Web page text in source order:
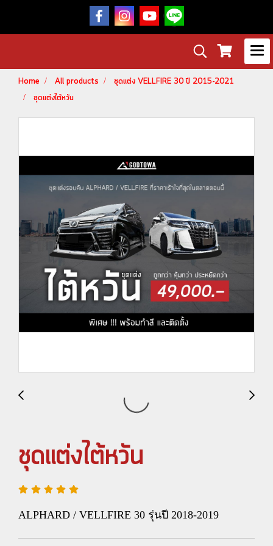
Home All products
ชุดแต่ง VELLFIRE 30 ปี 2015-2021
ชุดแต่งไต้หวัน
ชุดแต่งไต้หวัน
ALPHARD / VELLFIRE 30 รุ่นปี 2018-2019